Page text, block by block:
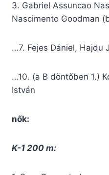
3. Gabriel Assuncao
Nascimento Goodman
…7. Fejes Dániel, Hajdu
…10. (a B döntőben 1.)
István
nők:
K-1 200 m: